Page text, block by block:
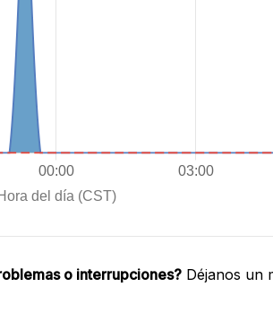
o interrupciones? Déjanos un